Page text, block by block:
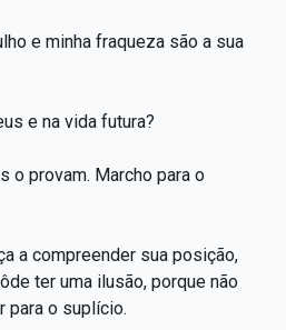
e minha fraqueza são a sua
e na vida futura?
o provam. Marcho para o
a compreender sua posição,
ter uma ilusão, porque não
para o suplício.